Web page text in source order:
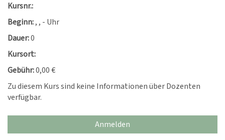
Kursnr.:
Beginn:, , - Uhr
Dauer:0
Kursort:
Gebühr:0,00 €
Zu diesem Kurs sind keine Informationen über Dozenten
verfügbar.
Anmelden